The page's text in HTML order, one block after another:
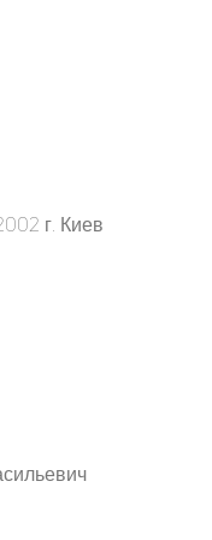
г. Киев